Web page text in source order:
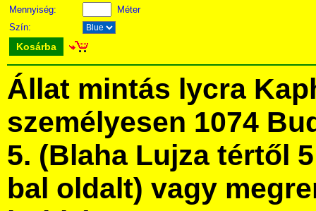
Mennyiség:
Méter
Szín:
Kosárba
Állat mintás lycra
személyesen 1074
5. (Blaha Lujza tértől
bal oldalt) vagy